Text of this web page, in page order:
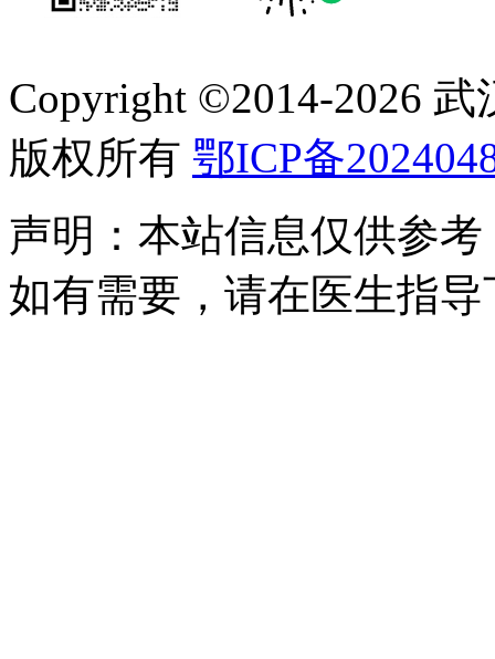
Copyright ©2014-2026
版权所有 鄂ICP备
声明：本站信息仅供参
如有需要，请在医生指